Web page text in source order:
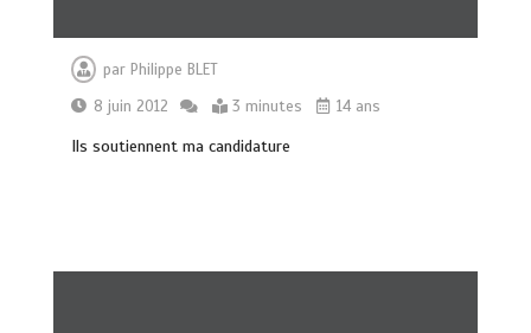
par Philippe BLET
8 juin 2012
3 minutes 14 ans
Ils soutiennent ma candidature